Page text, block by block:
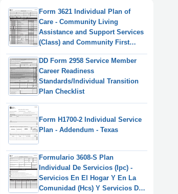
Form 3621 Individual Plan of
Care - Community Living
Assistance and Support Services
(Class) and Community First
Choice (Cfc) - Texas
DD Form 2958 Service Member
Career Readiness
Standards/Individual Transition
Plan Checklist
Form H1700-2 Individual Service
Plan - Addendum - Texas
Formulario 3608-S Plan
Individual De Servicios (Ipc) -
Servicios En El Hogar Y En La
Comunidad (Hcs) Y Servicios De